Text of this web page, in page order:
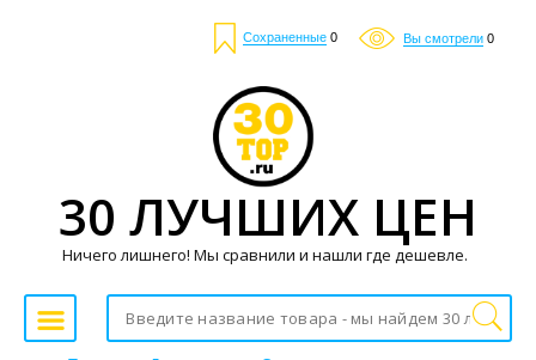
Сохраненные 0 Вы смотрели 0
30 ЛУЧШИХ ЦЕН
Ничего лишнего! Мы сравнили и нашли где дешевле.